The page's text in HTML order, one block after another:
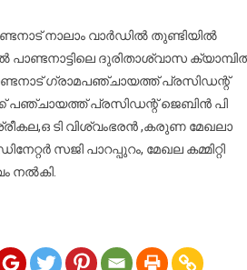
നാലാം വാർഡിൽ തുണ്ടിയിൽ
ദുരിതാശ്വാസ
ഗ്രാമപഞ്ചായത്ത് പ്രസിഡന്റ്
പഞ്ചായത്ത് പ്രസിഡന്റ് ജെബിൻ പി
ടി വിശ്വംഭരൻ ,കരുണ മേഖലാ
സജി പാറപ്പുറം, മേഖല കമ്മിറ്റി
നൽകി.